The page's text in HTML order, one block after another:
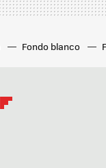
Fondo blanco